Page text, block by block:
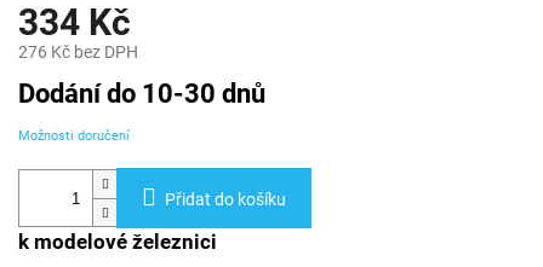
334 Kč
276 Kč bez DPH
Měrná
cena:
Dodání do 10-30 dnů
Možnosti doručení
Přidat do košíku
k modelové železnici